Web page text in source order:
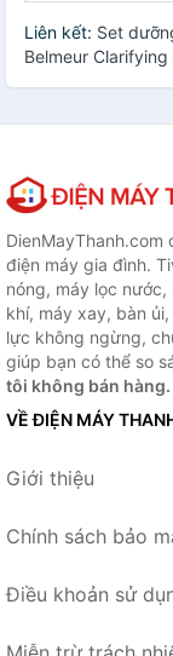
Liên kết: Set
Belmeur Clarifying
điện máy gia đình.
nóng, máy lọc
khí, máy xay, bàn
lực không ngừng,
giúp bạn có thể so
tôi không bán hàng.
VỀ ĐIỆN MÁY
Giới thiệu
Chính sách bảo
Điều khoản sử